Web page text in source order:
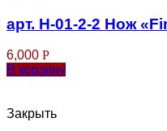
арт. Н-01-2-2 Нож
6,000 Р
В корзину
Закрыть